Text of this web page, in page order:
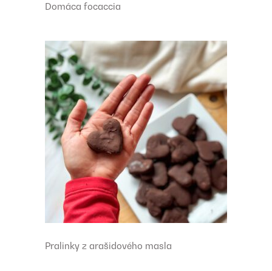
Domáca focaccia
Pralinky z arašidového masla